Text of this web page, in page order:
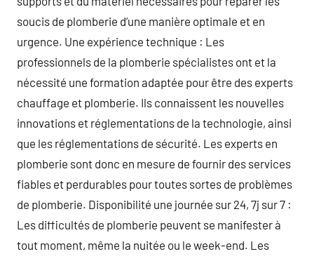
soucis de plomberie d’une manière optimale et en
urgence. Une expérience technique : Les
professionnels de la plomberie spécialistes ont et la
nécessité une formation adaptée pour être des experts
chauffage et plomberie. Ils connaissent les nouvelles
innovations et réglementations de la technologie, ainsi
que les réglementations de sécurité. Les experts en
plomberie sont donc en mesure de fournir des services
fiables et perdurables pour toutes sortes de problèmes
de plomberie. Disponibilité une journée sur 24, 7j sur 7 :
Les difficultés de plomberie peuvent se manifester à
tout moment, même la nuitée ou le week-end. Les